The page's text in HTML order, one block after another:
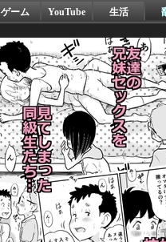
ゲーム YouTube 生活